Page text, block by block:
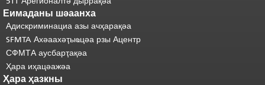
Еимаданы шәаанха
Адискриминациа азы ачҳарақәа
SFMTA Ахәаахәҭыҩцәа рзы Ацентр
СФМТА аусбарҭақәа
Ҳара иҳацәажәа
Ҳара ҳазкны